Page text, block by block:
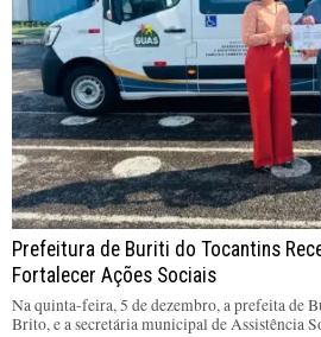
Prefeitura de Buriti do Tocantins
Fortalecer Ações Sociais
Na quinta-feira, 5 de dezembro, a prefeita de
Brito, e a secretária municipal de Assistência